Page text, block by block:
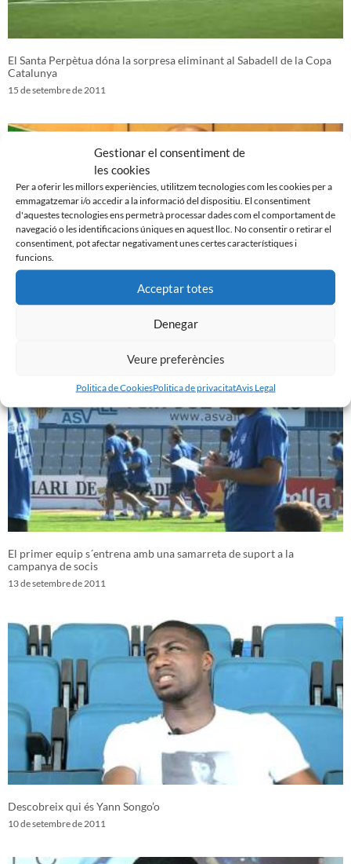
Gestionar el consentiment de
les cookies
Per a oferir les millors experiències, utilitzem tecnologies com les cookies per a
emmagatzemar i/o accedir a la informació del dispositiu. El consentiment
d'aquestes tecnologies ens permetrà processar dades com el comportament de
navegació o les identificacions úniques en aquest lloc. No consentir o retirar el
consentiment, pot afectar negativament unes certes característiques i
funcions.
Acceptar totes
Denegar
Veure preferències
Politica de CookiesPolitica de privacitatAvis Legal
El Santa Perpètua dóna la sorpresa eliminant al Sabadell de la Copa
Catalunya
15 de setembre de 2011
El primer equip s´entrena amb una samarreta de suport a la
campanya de socis
13 de setembre de 2011
Descobreix qui és Yann Songo’o
10 de setembre de 2011